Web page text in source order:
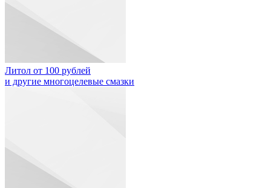
Литол от 100 рублей
и другие многоцелевые смазки